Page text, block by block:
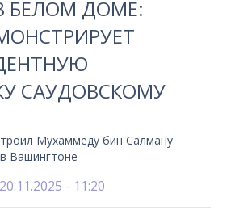
БЕЛОМ ДОМЕ:
САУДОВСКОМУ
Мухаммеду бин Салману
Вашингтоне
20.11.2025 - 11:20